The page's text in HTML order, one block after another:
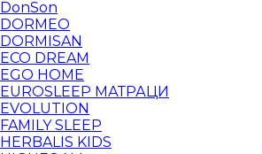
DonSon
DORMEO
DORMISAN
ECO DREAM
EGO HOME
EUROSLEEP МАТРАЦИ
EVOLUTION
FAMILY SLEEP
HERBALIS KIDS